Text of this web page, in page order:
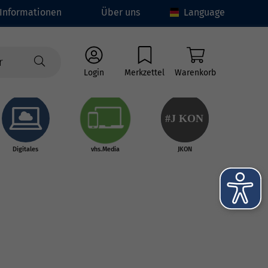
Informationen Über uns Language
Login Merkzettel Warenkorb
Digitales vhs.Media
#J KON
JKON